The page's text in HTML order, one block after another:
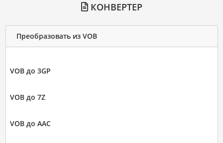
КОНВЕРТЕР
Преобразовать из VOB
VOB до 3GP
VOB до 7Z
VOB до AAC